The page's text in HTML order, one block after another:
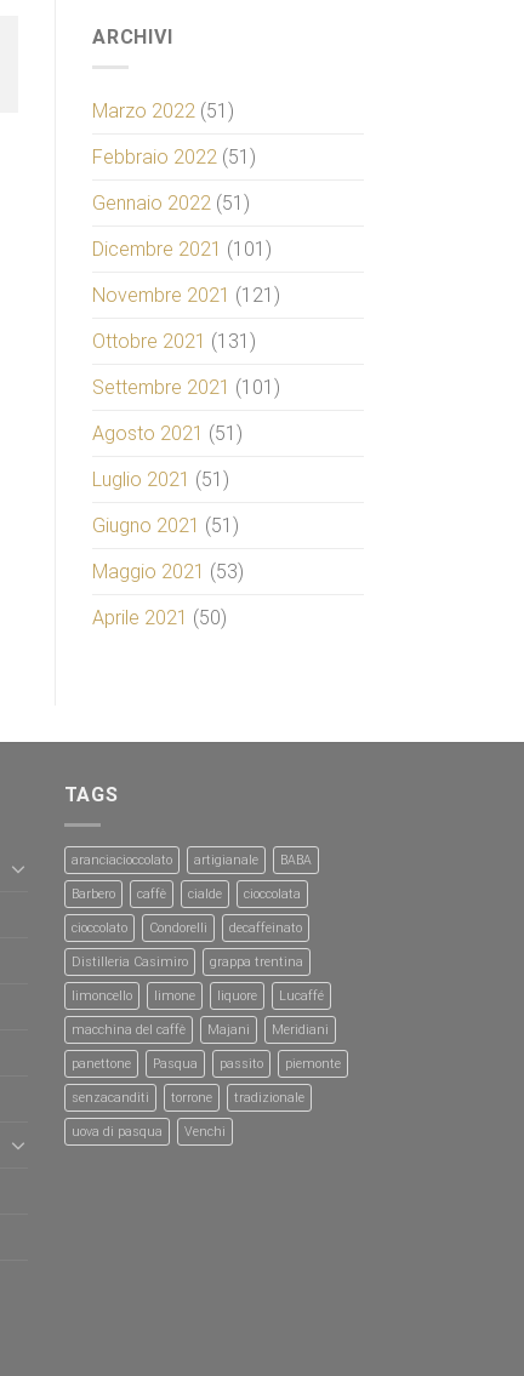
ARCHIVI
Marzo 2022 (51)
Febbraio 2022 (51)
Gennaio 2022 (51)
Dicembre 2021 (101)
Novembre 2021 (121)
Ottobre 2021 (131)
Settembre 2021 (101)
Agosto 2021 (51)
Luglio 2021 (51)
Giugno 2021 (51)
Maggio 2021 (53)
Aprile 2021 (50)
TAGS
aranciacioccolato artigianale BABA
Barbero caffè cialde cioccolata
cioccolato Condorelli decaffeinato
Distilleria Casimiro grappa trentina
limoncello limone liquore Lucaffé
macchina del caffè Majani Meridiani
panettone Pasqua passito piemonte
senzacanditi torrone tradizionale
uova di pasqua Venchi